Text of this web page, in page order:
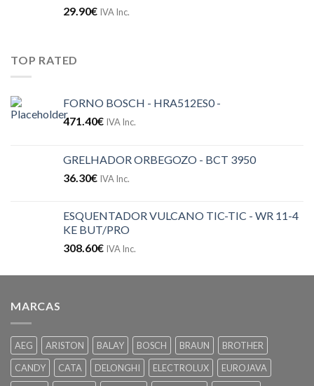
29.90€ IVA Inc.
TOP RATED
FORNO BOSCH - HRA512ES0 -
471.40€ IVA Inc.
GRELHADOR ORBEGOZO - BCT 3950
36.30€ IVA Inc.
ESQUENTADOR VULCANO TIC-TIC - WR 11-4
KE BUT/PRO
308.60€ IVA Inc.
MARCAS
AEG ARISTON BALAY BOSCH BRAUN
BROTHER
CANDY
CATA DELONGHI ELECTROLUX
EUROJAVA